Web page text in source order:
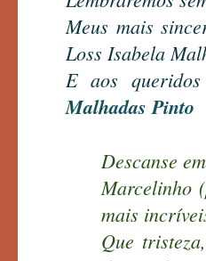
Meus mais
Loss Isabela
E aos
Malhadas Pinto
Descanse
Marcelinho
mais
Que